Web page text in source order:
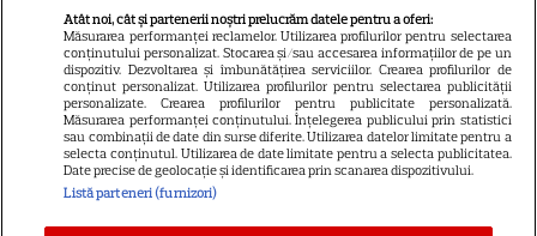
Copyright2026Ringier Romania – Toate Drepturile rezervate
Atât noi, cât și partenerii noștri prelucrăm datele pentru a oferi:
Măsurarea performanței reclamelor. Utilizarea profilurilor pentru selectarea
conținutului personalizat. Stocarea și/sau accesarea informațiilor de pe un
dispozitiv. Dezvoltarea și îmbunătățirea serviciilor. Crearea profilurilor de
conținut personalizat. Utilizarea profilurilor pentru selectarea publicității
personalizate. Crearea profilurilor pentru publicitate personalizată.
Măsurarea performanței conținutului. Înțelegerea publicului prin statistici
sau combinații de date din surse diferite. Utilizarea datelor limitate pentru a
selecta conținutul. Utilizarea de date limitate pentru a selecta publicitatea.
Date precise de geolocație și identificarea prin scanarea dispozitivului.
Listă parteneri (furnizori)